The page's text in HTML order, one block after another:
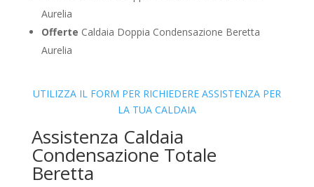
Aurelia
Offerte Caldaia Doppia Condensazione Beretta
Aurelia
UTILIZZA IL FORM PER RICHIEDERE ASSISTENZA PER
LA TUA CALDAIA
Assistenza Caldaia
Condensazione Totale
Beretta